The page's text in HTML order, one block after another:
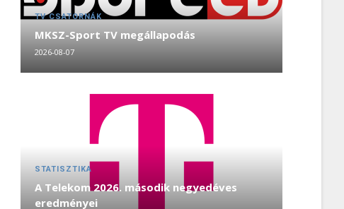
TV CSATORNÁK
MKSZ-Sport TV megállapodás
2026-08-07
STATISZTIKA
A Telekom 2026. második negyedéves
eredményei